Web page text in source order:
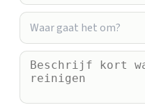
Waar gaat het om?